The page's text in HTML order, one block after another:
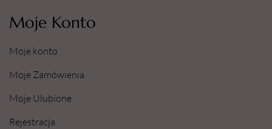
Moje Konto
Moje konto
Moje Zamówienia
Moje Ulubione
Rejestracja